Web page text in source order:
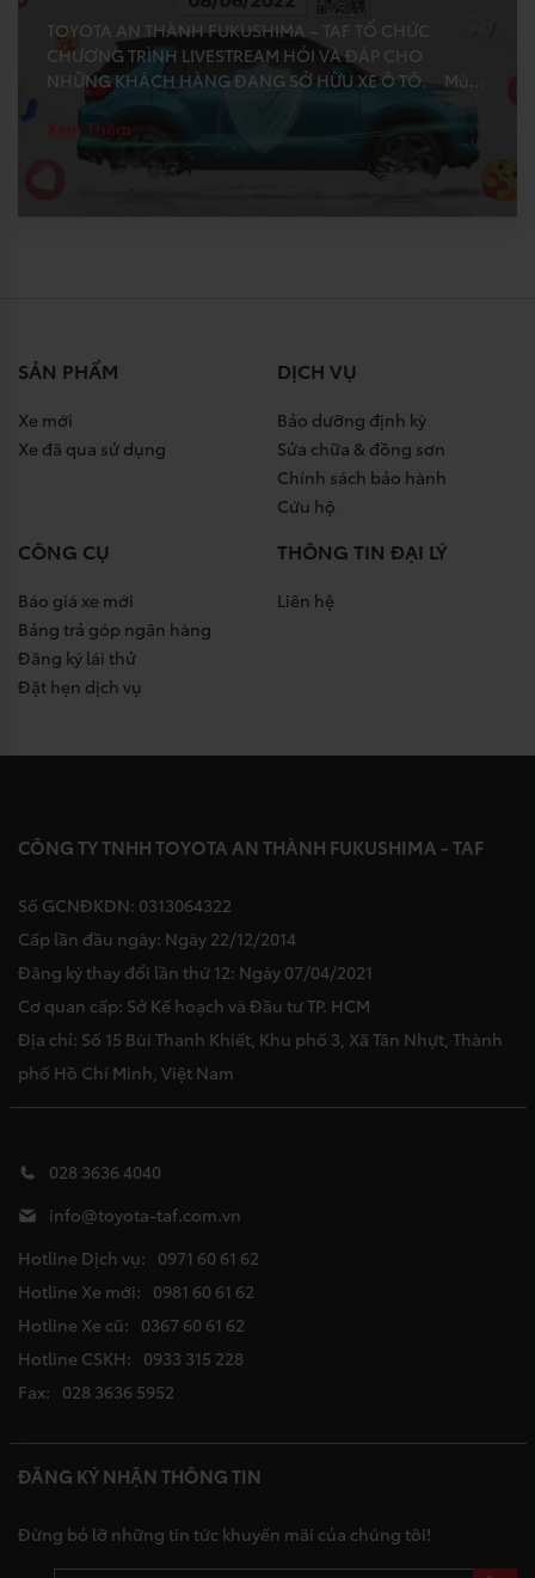
TOYOTA AN THÀNH FUKUSHIMA – TAF TỔ CHỨC
CHƯƠNG TRÌNH LIVESTREAM HỎI VÀ ĐÁP CHO
NHỮNG KHÁCH HÀNG ĐANG SỞ HỮU XE Ô TÔ. Mùa
mưa tới kéo theo nhiều nguy hiểm tiềm ẩn từ đường
trơn, ngập nước và các sự cố gây hư hỏng xe. Nhiều
khách hàng sử dụng xe […]
Xem Thêm
SẢN PHẨM
Xe mới
Xe đã qua sử dụng
DỊCH VỤ
Bảo dưỡng định kỳ
Sửa chữa & đồng sơn
Chính sách bảo hành
Cứu hộ
CÔNG CỤ
Báo giá xe mới
Bảng trả góp ngân hàng
Đăng ký lái thử
Đặt hẹn dịch vụ
THÔNG TIN ĐẠI LÝ
Liên hệ
CÔNG TY TNHH TOYOTA AN THÀNH FUKUSHIMA - TAF
Số GCNĐKDN: 0313064322
Cấp lần đầu ngày: Ngày 22/12/2014
Đăng ký thay đổi lần thứ 12: Ngày 07/04/2021
Cơ quan cấp: Sở Kế hoạch và Đầu tư TP. HCM
Địa chỉ: Số 15 Bùi Thanh Khiết, Khu phố 3, Xã Tân Nhựt, Thành
phố Hồ Chí Minh, Việt Nam
028 3636 4040
info@toyota-taf.com.vn
Hotline Dịch vụ: 0971 60 61 62
Hotline Xe mới: 0981 60 61 62
Hotline Xe cũ: 0367 60 61 62
Hotline CSKH: 0933 315 228
Fax: 028 3636 5952
ĐĂNG KÝ NHẬN THÔNG TIN
Đừng bỏ lỡ những tin tức khuyến mãi của chúng tôi!